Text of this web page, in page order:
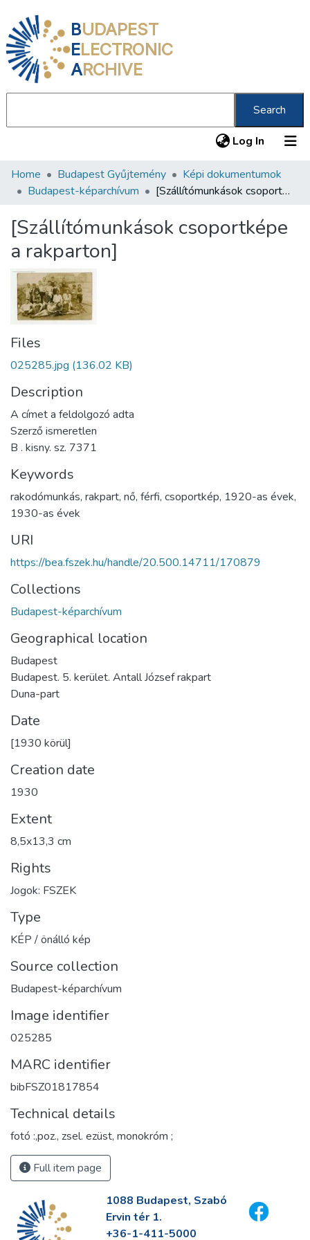
BUDAPEST
ELECTRONIC
ARCHIVE
Search
Log In (current)
Communities & Collections
Statistics
About us
Home Budapest Gyűjtemény
Képi dokumentumok
Budapest-képarchívum
[Szállítómunkások csoportképe a rakparton]
[Szállítómunkások csoportképe
a rakparton]
Files
025285.jpg (136.02 KB)
Description
A címet a feldolgozó adta
Szerző ismeretlen
B . kisny. sz. 7371
Keywords
rakodómunkás, rakpart, nő, férfi, csoportkép, 1920-as évek,
1930-as évek
URI
https://bea.fszek.hu/handle/20.500.14711/170879
Collections
Budapest-képarchívum
Geographical location
Budapest
Budapest. 5. kerület. Antall József rakpart
Duna-part
Date
[1930 körül]
Creation date
1930
Extent
8,5x13,3 cm
Rights
Jogok: FSZEK
Type
KÉP / önálló kép
Source collection
Budapest-képarchívum
Image identifier
025285
MARC identifier
bibFSZ01817854
Technical details
fotó :,poz., zsel. ezüst, monokróm ;
Full item page
1088 Budapest, Szabó
Ervin tér 1.
+36-1-411-5000